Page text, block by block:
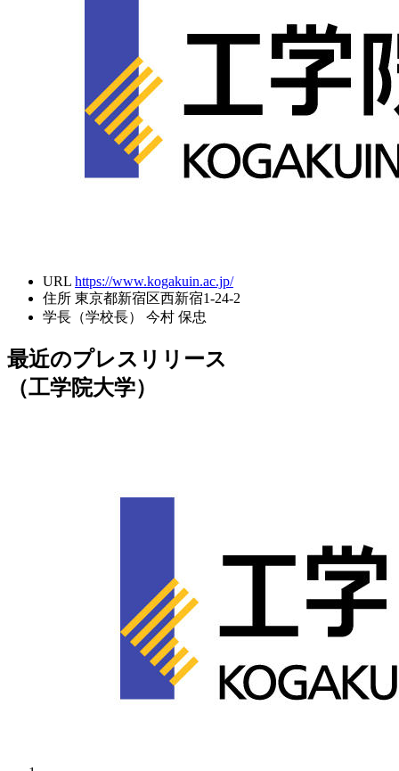
URL https://www.kogakuin.ac.jp/
住所 東京都新宿区西新宿1-24-2
学長（学校長）
今村 保忠
最近のプレスリリース
（工学院大学）